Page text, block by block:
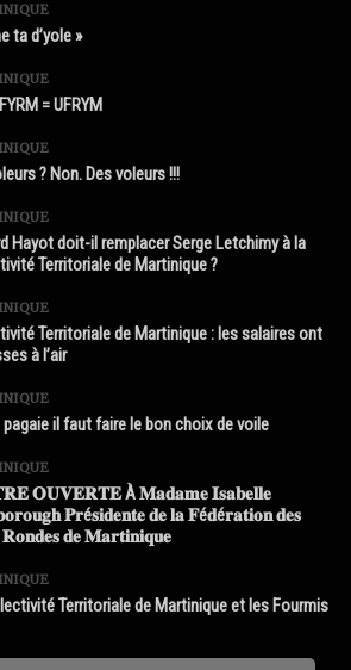
ta d’yole »
= UFRYM
? Non. Des voleurs !!!
Hayot doit-il remplacer Serge Letchimy à la
Territoriale de Martinique ?
Territoriale de Martinique : les salaires ont
à l’air
pagaie il faut faire le bon choix de voile
𝐎𝐔𝐕𝐄𝐑𝐓𝐄 À 𝐌𝐚𝐝𝐚𝐦𝐞 𝐈𝐬𝐚𝐛𝐞𝐥𝐥𝐞
𝐏𝐫é𝐬𝐢𝐝𝐞𝐧𝐭𝐞 𝐝𝐞 𝐥𝐚 𝐅é𝐝é𝐫𝐚𝐭𝐢𝐨𝐧 𝐝𝐞𝐬
𝐑𝐨𝐧𝐝𝐞𝐬 𝐝𝐞 𝐌𝐚𝐫𝐭𝐢𝐧𝐢𝐪𝐮𝐞
Territoriale de Martinique et les Fourmis